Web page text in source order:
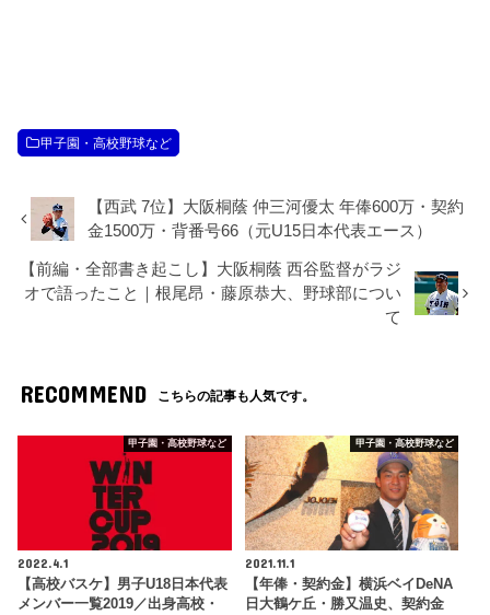
甲子園・高校野球など
【西武 7位】大阪桐蔭 仲三河優太 年俸600万・契約
金1500万・背番号66（元U15日本代表エース）
【前編・全部書き起こし】大阪桐蔭 西谷監督がラジ
オで語ったこと｜根尾昂・藤原恭大、野球部につい
て
RECOMMEND こちらの記事も人気です。
甲子園・高校野球など
2022.4.1
【高校バスケ】男子U18日本代表
メンバー一覧2019／出身高校・
甲子園・高校野球など
2021.11.1
【年俸・契約金】横浜ベイDeNA
日大鶴ケ丘・勝又温史、契約金